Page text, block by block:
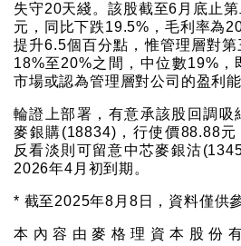
失守20天綫。該股截至6月底止
元，同比下跌19.5%，毛利率為
提升6.5個百分點，惟管理層對
18%至20%之間，中位數19%，
市場或認為管理層對公司的盈利
輪證上部署，有意承該股回調吸
麥銀購(18834)，行使價88.88
反看淡則可留意中芯麥銀沽
2026年4月初到期。
* 截至2025年8月8日，資料僅供
本內容由麥格理資本股份